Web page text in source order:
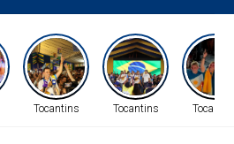
Tocantins Tocantins